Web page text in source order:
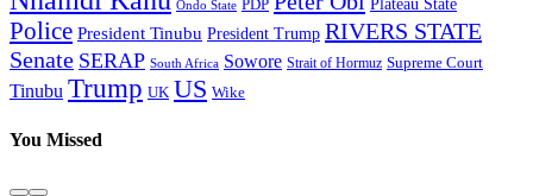
Ondo State PDP Plateau State
Police President Tinubu President Trump RIVERS STATE
Senate SERAP South Africa Sowore Strait of Hormuz Supreme Court
Tinubu Trump UK US Wike
You Missed